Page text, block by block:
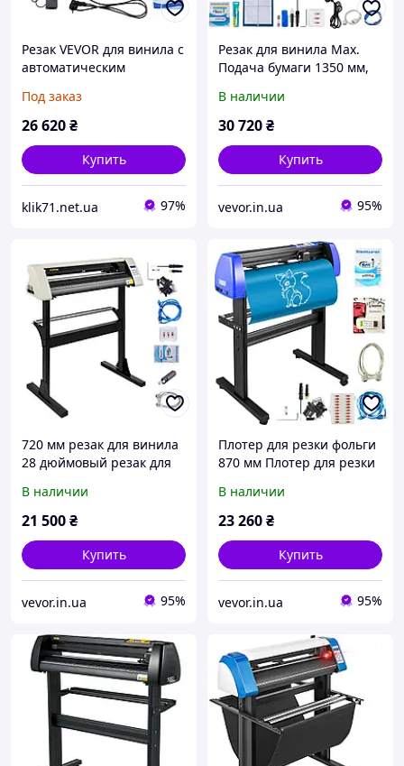
Резак VEVOR для винила с
автоматическим
мм 773360
Под заказ
26 620₴
Купить
klik71.net.ua 97%
Резак для винила Max.
Подача бумаги 1350 мм,
Ширина резки 1260 мм,
Скорость резки на
В наличии
30 720₴
Купить
vevor.in.ua 95%
720 мм резак для винила
28 дюймовый резак для
резки винила белый
резак для винила 630 мм
В наличии
21 500₴
Купить
vevor.in.ua 95%
Плотер для резки фольги
870 мм Плотер для резки
Master Plotter Плотер для
резки фольги черно-
В наличии
23 260₴
Купить
vevor.in.ua 95%